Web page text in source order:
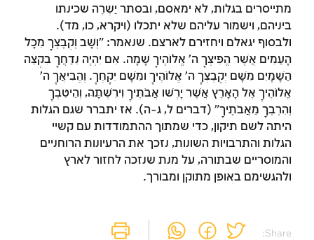
Share:
מתייסרים בגלות, לא ימאסם, ובסתר יַשְרֶה שכינתו
ביניהם, וישמור עליהם שלא יתכלו (ויקרא, כו, מד).
ולבסוף יגאלם ויחזירם לארצם. שנאמר: "וְשָׁב וְקִבֶּצְךָ מִכָּל
הָעַמִּים אֲשֶׁר הֱפִיצְךָ ה' אֱלוֹהֶיךָ שָׁמָּה. אִם יִהְיֶה נִדַּחֲךָ בִּקְצֵה
הַשָּׁמָיִם מִשָּׁם יְקַבֶּצְךָ ה' אֱלוֹהֶיךָ וּמִשָּׁם יִקָּחֶךָ. וֶהֱבִיאֲךָ ה'
אֱלוֹהֶיךָ אֶל הָאָרֶץ אֲשֶׁר יָרְשׁוּ אֲבֹתֶיךָ וִירִשְׁתָּהּ, וְהֵיטִבְךָ
וְהִרְבְּךָ מֵאֲבֹתֶיךָ" (דברים ל, ג-ה). אז יתברר שגם הגלות
היתה לשם תיקון, כדי שמתוך ההתמודדות עם קשיי
הגלות והתרבויות השונות, נזכך את הרעיונות הרוחניים
והמוסריים שבתורה, על מנת שנזכה לחזור לארץ
ולהגשימם באופן מתוקן ומבורך.
להירשם
הרשמה התחברות